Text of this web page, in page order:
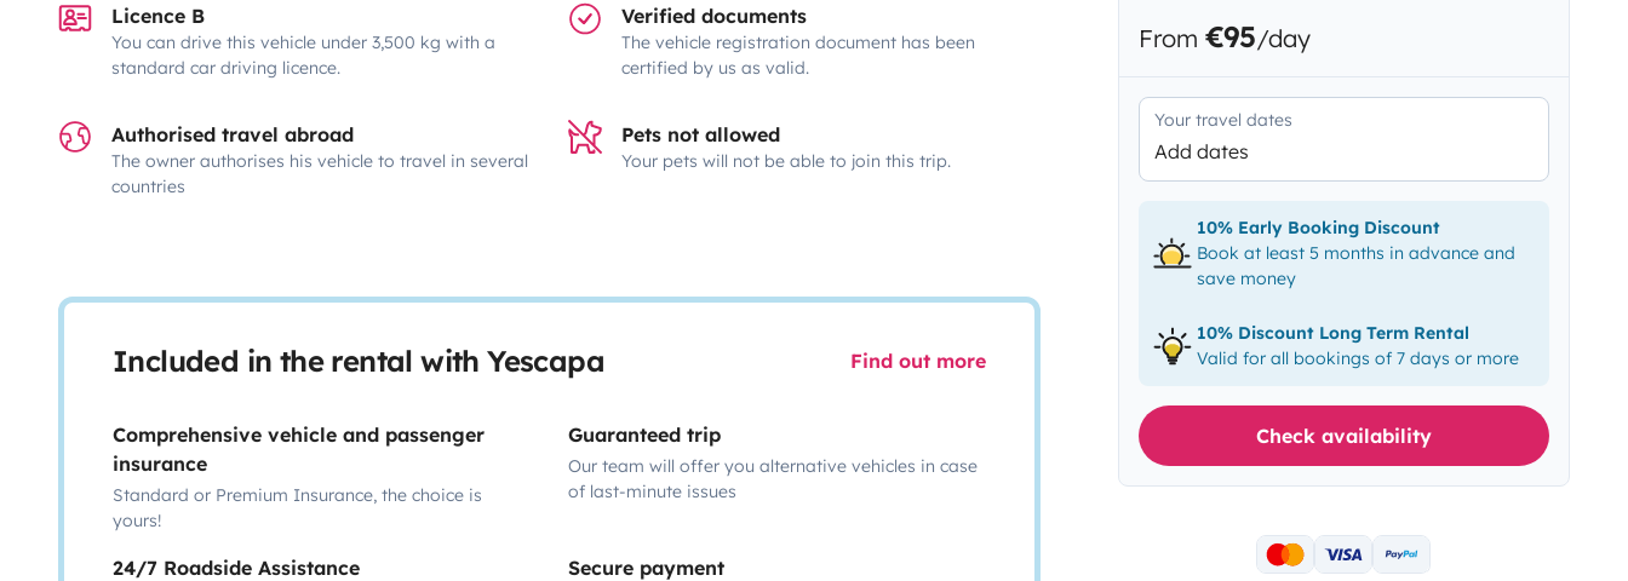
Licence B
You can drive this vehicle under 3,500 kg with a
standard car driving licence.
Verified documents
The vehicle registration document has been
certified by us as valid.
Authorised travel abroad
The owner authorises his vehicle to travel in several
countries
Pets not allowed
Your pets will not be able to join this trip.
Included in the rental with Yescapa Find out more
Comprehensive vehicle and passenger
insurance
Standard or Premium Insurance, the choice is
yours!
Guaranteed trip
Our team will offer you alternative vehicles in case
of last-minute issues
24/7 Roadside Assistance Secure payment
From €95/day
Your travel dates
Add dates
10% Early Booking Discount
Book at least 5 months in advance and
save money
10% Discount Long Term Rental
Valid for all bookings of 7 days or more
Check availability